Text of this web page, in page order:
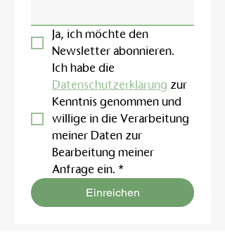
Ja, ich möchte den
Newsletter abonnieren.
Datenschutzerklärung zur
Kenntnis genommen und
willige in die Verarbeitung
meiner Daten zur
Bearbeitung meiner
Anfrage ein. *
Einreichen